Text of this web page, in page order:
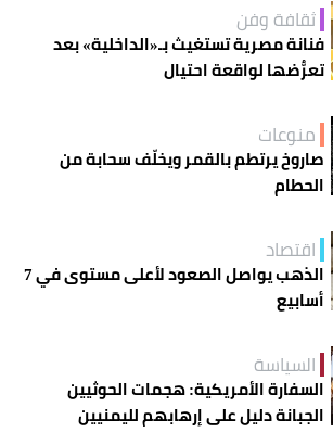
ثقافة وفن
فنانة مصرية تستغيث بـ«الداخلية» بعد
تعرُّضها لواقعة احتيال
منوعات
صاروخ يرتطم بالقمر ويخلّف سحابة من
الحطام
اقتصاد
الذهب يواصل الصعود لأعلى مستوى في 7
أسابيع
السياسة
السفارة الأمريكية: هجمات الحوثيين
الجبانة دليل على إرهابهم لليمنيين